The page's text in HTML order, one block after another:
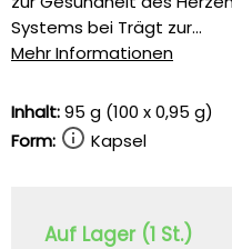
Systems bei Trägt zur...
Mehr Informationen
Inhalt:95 g (100 x 0,95 g)
Form:
Kapsel
Auf Lager (1 St.)